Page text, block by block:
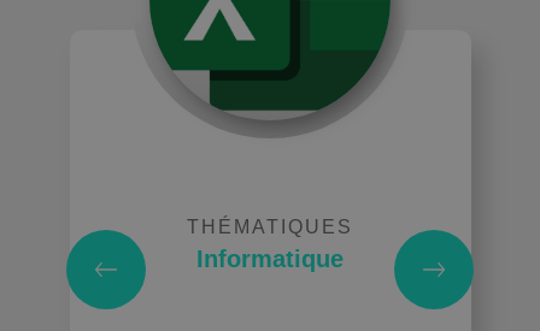
THÉMATIQUES
Informatique